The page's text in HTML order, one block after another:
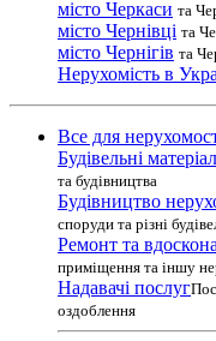
місто Черкаси та
місто Чернівці та
місто Чернігів та
Нерухомість в
Все для
Будівельні
та будівництва
Будівництво
споруди та різні
Ремонт та
приміщення та іншу
Надавачі послуг
оздоблення